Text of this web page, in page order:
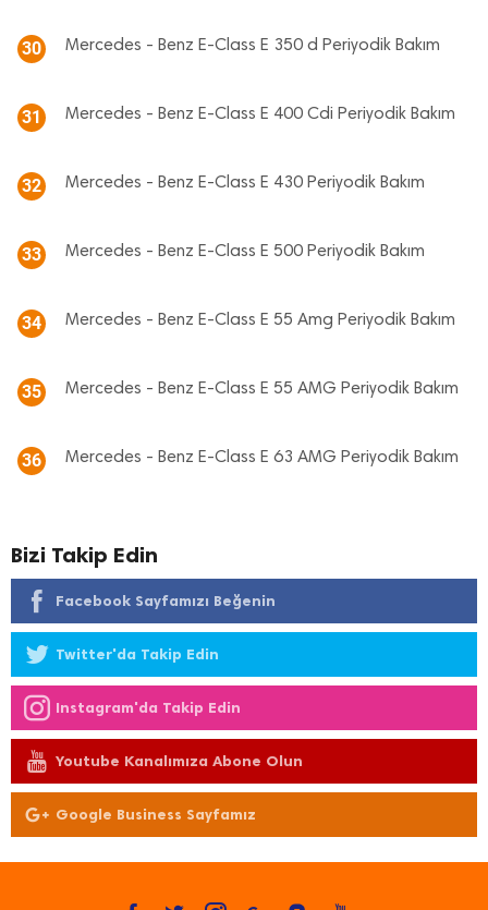
30 Mercedes - Benz E-Class E 350 d Periyodik Bakım
31 Mercedes - Benz E-Class E 400 Cdi Periyodik Bakım
32 Mercedes - Benz E-Class E 430 Periyodik Bakım
33 Mercedes - Benz E-Class E 500 Periyodik Bakım
34 Mercedes - Benz E-Class E 55 Amg Periyodik Bakım
35 Mercedes - Benz E-Class E 55 AMG Periyodik Bakım
36 Mercedes - Benz E-Class E 63 AMG Periyodik Bakım
Bizi Takip Edin
Facebook Sayfamızı Beğenin
Twitter'da Takip Edin
Instagram'da Takip Edin
Youtube Kanalımıza Abone Olun
Google Business Sayfamız